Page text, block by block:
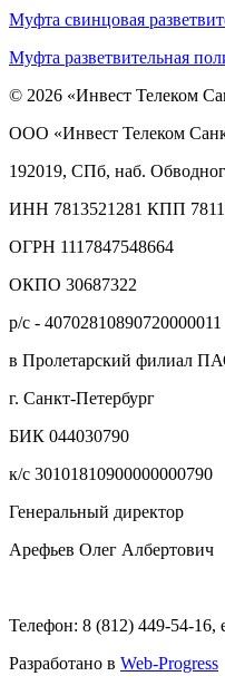
Муфта свинцовая
Муфта разветвительная
© 2026 «Инвест Телеком
ООО «Инвест Телеком
192019, СПб, наб.
ИНН 7813521281 КПП
ОГРН 1117847548664
ОКПО 30687322
р/с - 40702810890720000011
в Пролетарский филиал
г. Санкт-Петербург
БИК 044030790
к/с 30101810900000000790
Генеральный директор
Арефьев Олег Албертович
Телефон: 8 (812) 449-54-16,
Разработано в Web-Progress